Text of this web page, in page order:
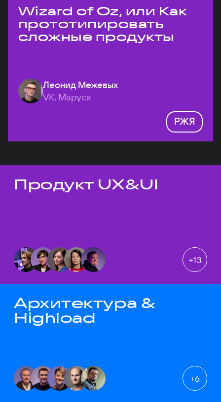
Wizard of Oz, или Как
прототипировать
сложные продукты
Леонид Межевых
VK, Маруся
РЖЯ
Темы докладов
Продукт UX&UI
+13
Архитектура &
Highload
+6